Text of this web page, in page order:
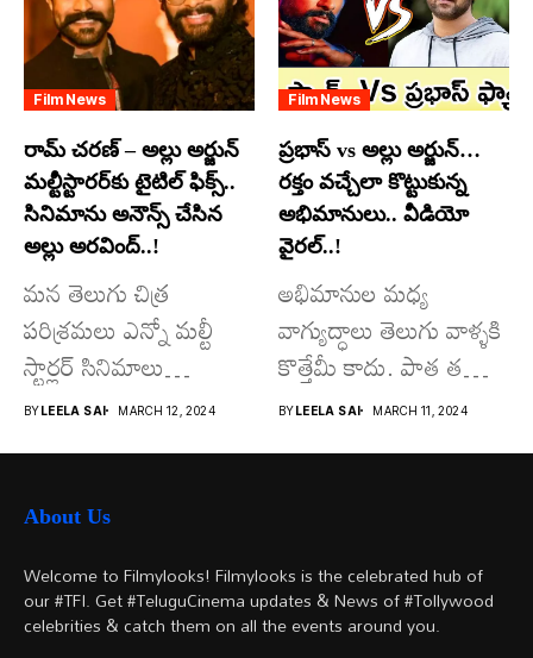
Film News
రామ్ చరణ్ – అల్లు అర్జున్
మల్టీస్టారర్​కు టైటిల్ ఫిక్స్..
సినిమాను అనౌన్స్ చేసిన
అల్లు అరవింద్..!
మన తెలుగు చిత్ర
పరిశ్రమలు ఎన్నో మల్టీ
స్టార్లర్ సినిమాలు
వచ్చాయి.. కొన్ని సినిమాలు
అయితే...
BYLEELA SAI MARCH 12, 2024
Film News
ప్రభాస్ vs అల్లు అర్జున్…
రక్తం వచ్చేలా కొట్టుకున్న
అభిమానులు.. వీడియో
వైరల్..!
అభిమానుల మధ్య
వాగ్యుద్ధాలు తెలుగు వాళ్ళకి
కొత్తేమీ కాదు. పాత తరం
నటుల నుంచి నేటి...
BYLEELA SAI MARCH 11, 2024
About Us
Welcome to Filmylooks! Filmylooks is the celebrated hub of
our #TFI. Get #TeluguCinema updates & News of #Tollywood
celebrities & catch them on all the events around you.